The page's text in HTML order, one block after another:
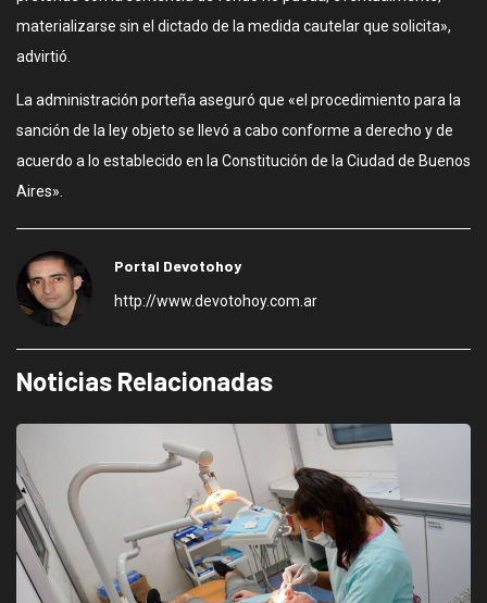
materializarse sin el dictado de la medida cautelar que solicita»,
advirtió.
La administración porteña aseguró que «el procedimiento para la
sanción de la ley objeto se llevó a cabo conforme a derecho y de
acuerdo a lo establecido en la Constitución de la Ciudad de Buenos
Aires».
Portal Devotohoy
http://www.devotohoy.com.ar
Noticias Relacionadas